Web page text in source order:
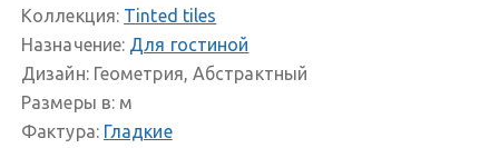
Коллекция: Tinted tiles
Назначение: Для гостиной
Дизайн:Геометрия, Абстрактный
Размеры в: м
Фактура: Гладкие